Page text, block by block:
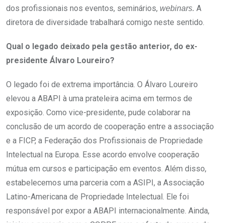
dos profissionais nos eventos, seminários, webinars. A
diretora de diversidade trabalhará comigo neste sentido.
Qual o legado deixado pela gestão anterior, do ex-
presidente Álvaro Loureiro?
O legado foi de extrema importância. O Álvaro Loureiro
elevou a ABAPI à uma prateleira acima em termos de
exposição. Como vice-presidente, pude colaborar na
conclusão de um acordo de cooperação entre a associação
e a FICP, a Federação dos Profissionais de Propriedade
Intelectual na Europa. Esse acordo envolve cooperação
mútua em cursos e participação em eventos. Além disso,
estabelecemos uma parceria com a ASIPI, a Associação
Latino-Americana de Propriedade Intelectual. Ele foi
responsável por expor a ABAPI internacionalmente. Ainda,